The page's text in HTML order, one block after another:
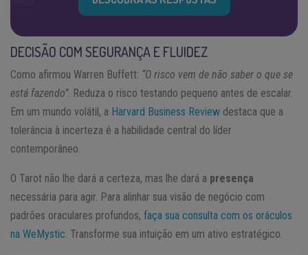
DECISÃO COM SEGURANÇA E FLUIDEZ
Como afirmou Warren Buffett: “O risco vem de não saber o que se
está fazendo”. Reduza o risco testando pequeno antes de escalar.
Em um mundo volátil, a Harvard Business Review destaca que a
tolerância à incerteza é a habilidade central do líder
contemporâneo.
O Tarot não lhe dará a certeza, mas lhe dará a presença
necessária para agir. Para alinhar sua visão de negócio com
padrões oraculares profundos, faça sua consulta com os oráculos
na WeMystic . Transforme sua intuição em um ativo estratégico.